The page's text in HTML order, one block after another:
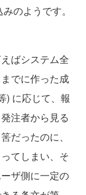
のようです。
ばシステム全
でに作った成
) に応じて、報
注者から見る
だったのに、
てしまい、そ
ザ側に一定の